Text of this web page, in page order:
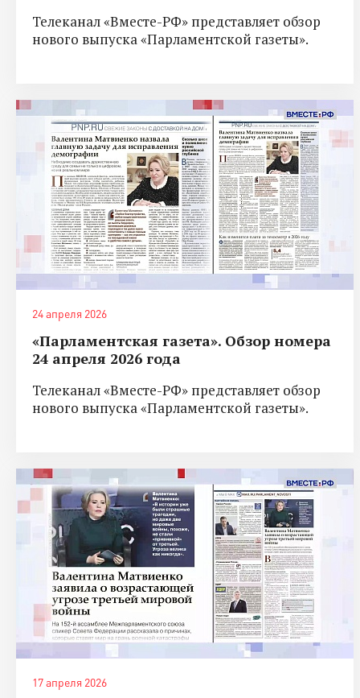
Телеканал «Вместе-РФ» представляет обзор
нового выпуска «Парламентской газеты».
24 апреля 2026
«Парламентская газета». Обзор номера
24 апреля 2026 года
Телеканал «Вместе-РФ» представляет обзор
нового выпуска «Парламентской газеты».
17 апреля 2026